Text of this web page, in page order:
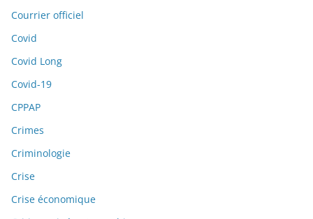
Courrier officiel
Covid
Covid Long
Covid-19
CPPAP
Crimes
Criminologie
Crise
Crise économique